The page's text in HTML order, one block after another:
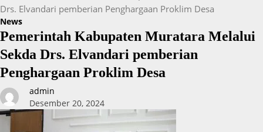
Drs. Elvandari pemberian Penghargaan Proklim Desa
News
Pemerintah Kabupaten Muratara Melalui
Sekda Drs. Elvandari pemberian
Penghargaan Proklim Desa
admin
Desember 20, 2024